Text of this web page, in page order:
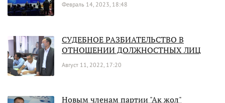
Февраль 14, 2023, 18:48
СУДЕБНОЕ РАЗБИАТЕЛЬСТВО В
ОТНОШЕНИИ ДОЛЖНОСТНЫХ ЛИЦ
Август 11, 2022, 17:20
Новым членам партии "Ак жол"